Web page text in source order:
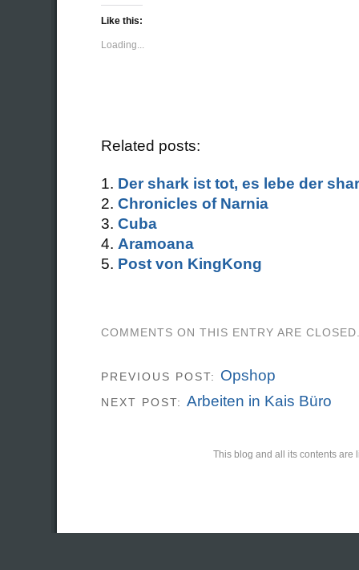
Twitter
(Opens
new
window)
Like this:
Loading...
Related posts:
Der shark ist tot, es lebe der
Chronicles of Narnia
Cuba
Aramoana
Post von KingKong
COMMENTS ON THIS ENTRY ARE
PREVIOUS POST: Opshop
NEXT POST: Arbeiten in Kais Büro
This blog and all its contents are